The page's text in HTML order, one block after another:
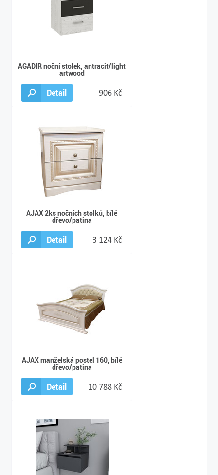
AGADIR noční stolek, antracit/light
artwood
Detail 906 Kč
AJAX 2ks nočních stolků, bílé
dřevo/patina
Detail 3 124 Kč
AJAX manželská postel 160, bílé
dřevo/patina
Detail 10 788 Kč